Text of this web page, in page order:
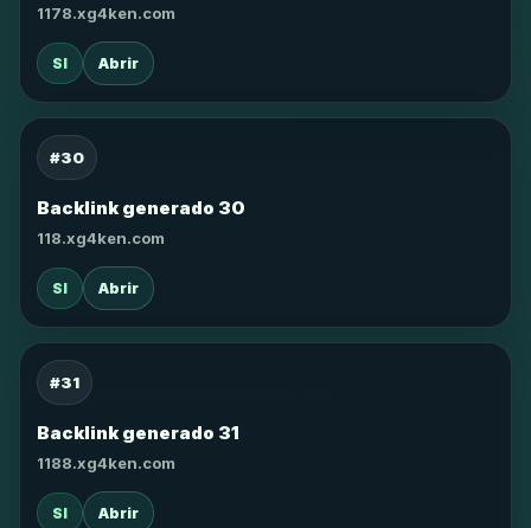
1178.xg4ken.com
SI Abrir
#30
Backlink generado 30
118.xg4ken.com
SI Abrir
#31
Backlink generado 31
1188.xg4ken.com
SI Abrir